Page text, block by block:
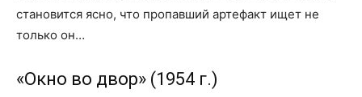
становится ясно, что пропавший артефакт ищет не
только он…
«Окно во двор» (1954 г.)